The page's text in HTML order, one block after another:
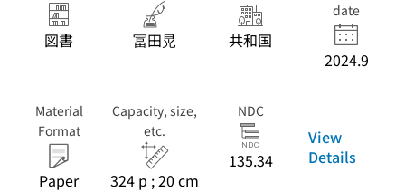
図書 冨田晃 共和国
date
2024.9
Material
Format
Paper
Capacity, size,
etc.
324 p ; 20 cm
NDC
135.34
View
Details